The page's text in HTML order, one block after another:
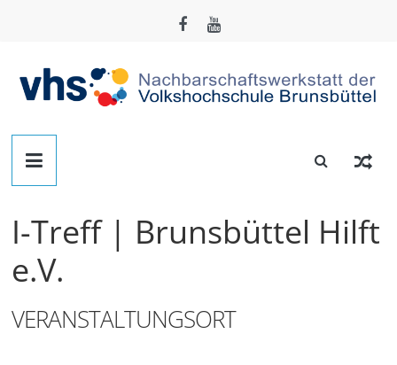
Nachbarschafts-
Werkstatt
Brunsbüttel
Treffpunkt
zum
I-Treff | Brunsbüttel Hilft
e.V.
VERANSTALTUNGSORT